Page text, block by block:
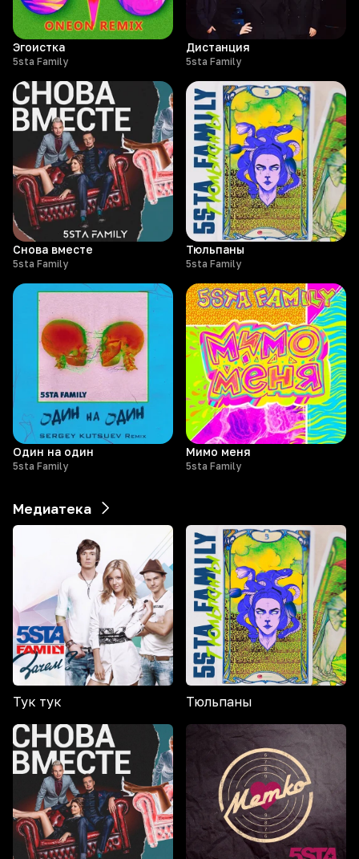
Эгоистка
5sta Family
Дистанция
5sta Family
Снова вместе
5sta Family
Тюльпаны
5sta Family
Один на один
5sta Family
Мимо меня
5sta Family
Медиатека
Тук тук Тюльпаны